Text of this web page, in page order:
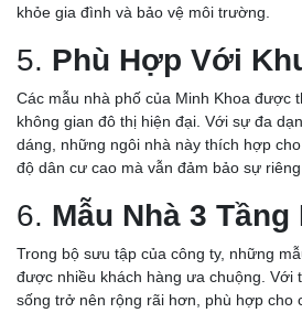
khỏe gia đình và bảo vệ môi trường.
5. Phù Hợp Với
Các mẫu nhà phố của Minh Khoa được
không gian đô thị hiện đại. Với sự đa
dáng, những ngôi nhà này thích hợp
độ dân cư cao mà vẫn đảm bảo sự
6. Mẫu Nhà 3
Trong bộ sưu tập của công ty, những
được nhiều khách hàng ưa chuộng. Với
sống trở nên rộng rãi hơn, phù hợp cho